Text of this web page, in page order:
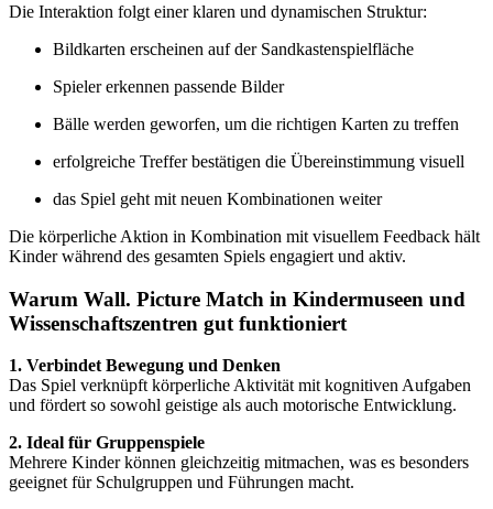
Die Interaktion folgt einer klaren und dynamischen Struktur:
Bildkarten erscheinen auf der Sandkastenspielfläche
Spieler erkennen passende Bilder
Bälle werden geworfen, um die richtigen Karten zu treffen
erfolgreiche Treffer bestätigen die Übereinstimmung visuell
das Spiel geht mit neuen Kombinationen weiter
Die körperliche Aktion in Kombination mit visuellem Feedback hält
Kinder während des gesamten Spiels engagiert und aktiv.
Warum Wall. Picture Match in Kindermuseen und
Wissenschaftszentren gut funktioniert
1. Verbindet Bewegung und Denken
Das Spiel verknüpft körperliche Aktivität mit kognitiven Aufgaben
und fördert so sowohl geistige als auch motorische Entwicklung.
2. Ideal für Gruppenspiele
Mehrere Kinder können gleichzeitig mitmachen, was es besonders
geeignet für Schulgruppen und Führungen macht.